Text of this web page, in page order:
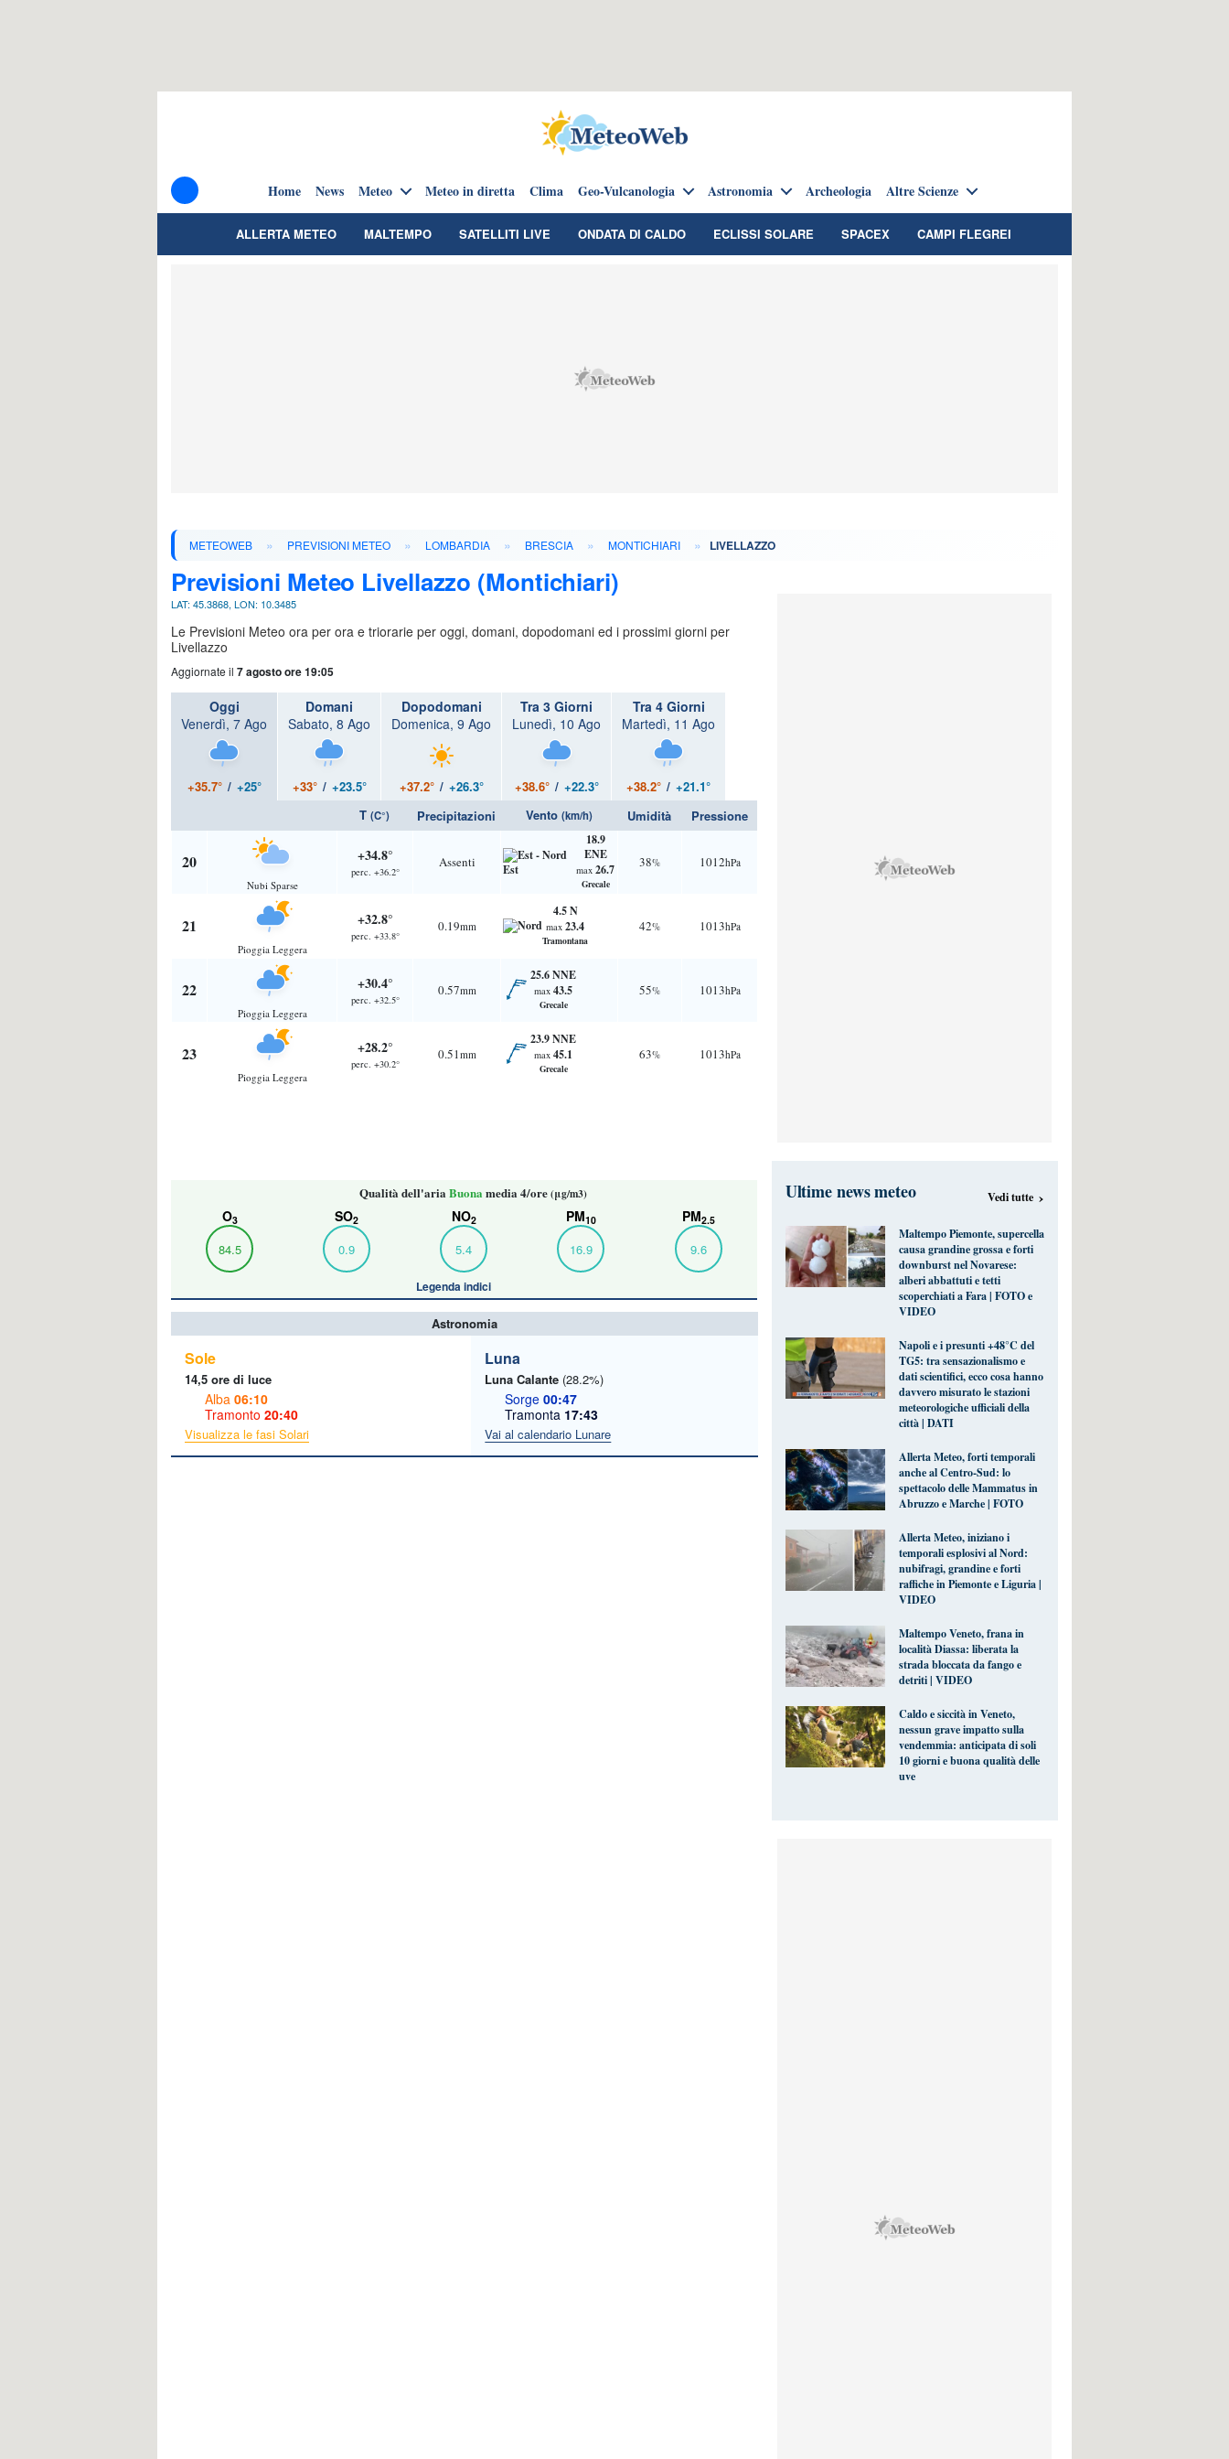
Home News Meteo Meteo in diretta Clima Geo-Vulcanologia Astronomia Archeologia Altre Scienze
ALLERTA METEO MALTEMPO SATELLITI LIVE ONDATA DI CALDO ECLISSI SOLARE SPACEX CAMPI FLEGREI
METEOWEB » PREVISIONI METEO » LOMBARDIA » BRESCIA » MONTICHIARI » LIVELLAZZO
Previsioni Meteo Livellazzo (Montichiari)
LAT: 45.3868, LON: 10.3485
Le Previsioni Meteo ora per ora e triorarie per oggi, domani, dopodomani ed i prossimi giorni per
Livellazzo
Aggiornate il 7 agosto ore 19:05
Oggi
Venerdì, 7 Ago
+35.7° / +25°
Domani
Sabato, 8 Ago
+33° / +23.5°
Dopodomani
Domenica, 9 Ago
+37.2° / +26.3°
Tra 3 Giorni
Lunedì, 10 Ago
+38.6° / +22.3°
Tra 4 Giorni
Martedì, 11 Ago
+38.2° / +21.1°
T (C°) Precipitazioni Vento (km/h) Umidità Pressione
20
Nubi Sparse
+34.8°
perc. +36.2°
Assenti
18.9
ENE
max 26.7
Grecale
38% 1012hPa
21
Pioggia Leggera
+32.8°
perc. +33.8°
0.19mm
4.5 N
max 23.4
Tramontana
42% 1013hPa
22
Pioggia Leggera
+30.4°
perc. +32.5°
0.57mm
25.6 NNE
max 43.5
Grecale
55% 1013hPa
23
Pioggia Leggera
+28.2°
perc. +30.2°
0.51mm
23.9 NNE
max 45.1
Grecale
63% 1013hPa
Qualità dell'aria Buona media 4/ore(μg/m3)
O3
84.5
SO2
0.9
NO2
5.4
PM10
16.9
PM2.5
9.6
Legenda indici
Astronomia
Sole
14,5 ore di luce
Alba 06:10
Tramonto 20:40
Visualizza le fasi Solari
Luna
Luna Calante (28.2%)
Sorge 00:47
Tramonta 17:43
Vai al calendario Lunare
Ultime news meteo Vedi tutte ›
Maltempo Piemonte, supercella
causa grandine grossa e forti
downburst nel Novarese:
alberi abbattuti e tetti
scoperchiati a Fara | FOTO e
VIDEO
Napoli e i presunti +48°C del
TG5: tra sensazionalismo e
dati scientifici, ecco cosa hanno
davvero misurato le stazioni
meteorologiche ufficiali della
città | DATI
Allerta Meteo, forti temporali
anche al Centro-Sud: lo
spettacolo delle Mammatus in
Abruzzo e Marche | FOTO
Allerta Meteo, iniziano i
temporali esplosivi al Nord:
nubifragi, grandine e forti
raffiche in Piemonte e Liguria |
VIDEO
Maltempo Veneto, frana in
località Diassa: liberata la
strada bloccata da fango e
detriti | VIDEO
Caldo e siccità in Veneto,
nessun grave impatto sulla
vendemmia: anticipata di soli
10 giorni e buona qualità delle
uve